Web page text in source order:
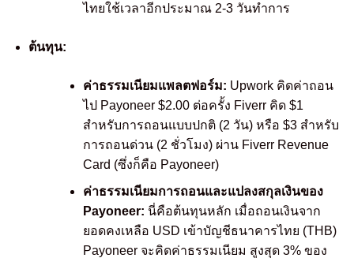
ไทยใช้เวลาอีกประมาณ 2-3 วันทำการ
ต้นทุน:
ค่าธรรมเนียมแพลตฟอร์ม: Upwork คิดค่าถอน
ไป Payoneer $2.00 ต่อครั้ง Fiverr คิด $1
สำหรับการถอนแบบปกติ (2 วัน) หรือ $3 สำหรับ
การถอนด่วน (2 ชั่วโมง) ผ่าน Fiverr Revenue
Card (ซึ่งก็คือ Payoneer)
ค่าธรรมเนียมการถอนและแปลงสกุลเงินของ
Payoneer: นี่คือต้นทุนหลัก เมื่อถอนเงินจาก
ยอดคงเหลือ USD เข้าบัญชีธนาคารไทย (THB)
Payoneer จะคิดค่าธรรมเนียม สูงสุด 3% ของ